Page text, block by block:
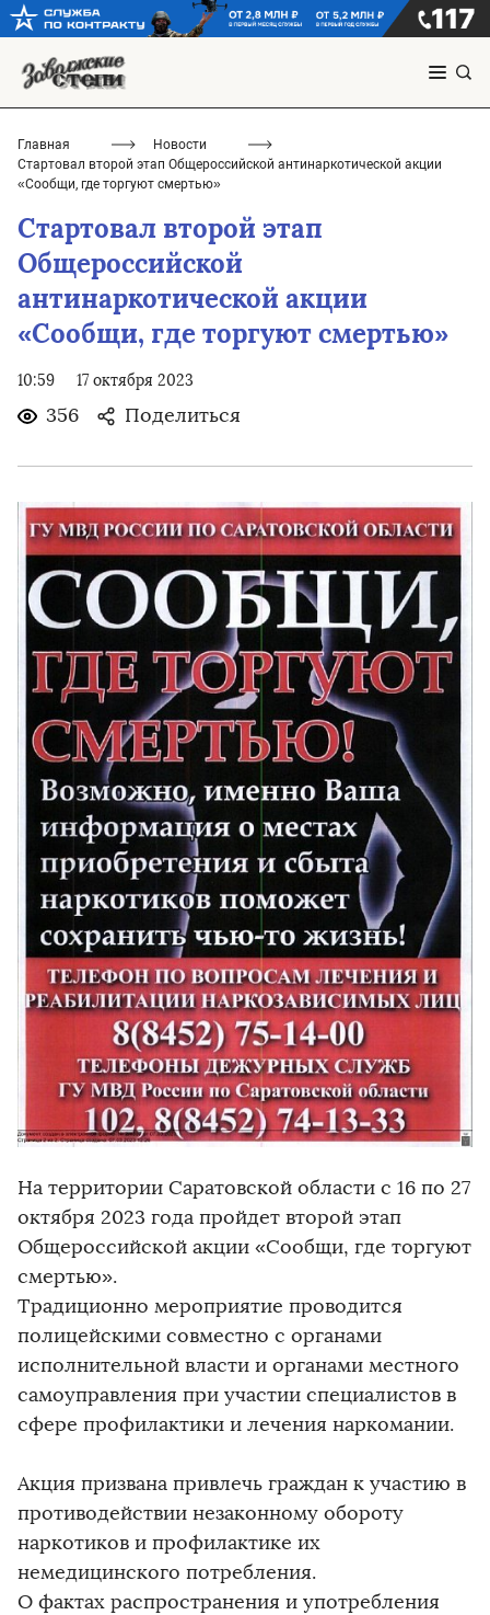
Главная
Новости
Стартовал второй этап Общероссийской антинаркотической акции
«Сообщи, где торгуют смертью»
Стартовал второй этап
Общероссийской
антинаркотической акции
«Сообщи, где торгуют смертью»
10:59 17 октября 2023
356 Поделиться
На территории Саратовской области с 16 по 27
октября 2023 года пройдет второй этап
Общероссийской акции «Сообщи, где торгуют
смертью».
Традиционно мероприятие проводится
полицейскими совместно с органами
исполнительной власти и органами местного
самоуправления при участии специалистов в
сфере профилактики и лечения наркомании.
Акция призвана привлечь граждан к участию в
противодействии незаконному обороту
наркотиков и профилактике их
немедицинского потребления.
О фактах распространения и употребления